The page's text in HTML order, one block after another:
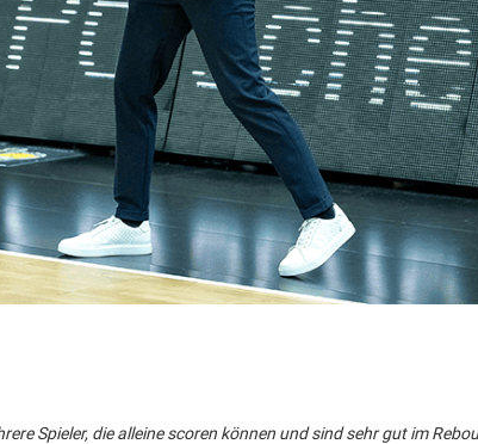
Spieler, die alleine scoren können und sind sehr gut im